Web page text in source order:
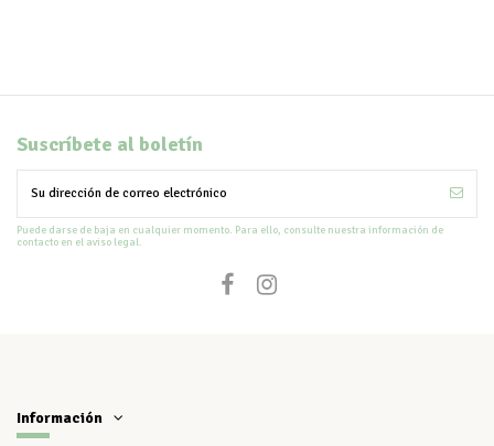
Suscríbete al boletín
Puede darse de baja en cualquier momento. Para ello, consulte nuestra información de
contacto en el aviso legal.
Información